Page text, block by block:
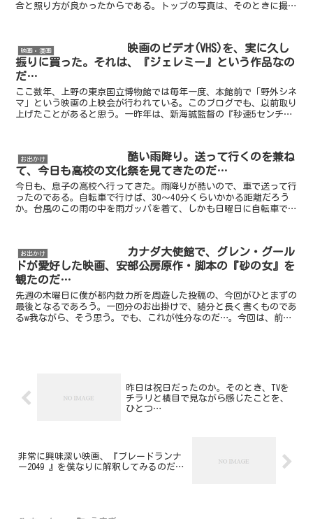
合と照り方が良かったからである。トップの写真は、そのときに撮っ
映画・漫画
映画のビデオ(VHS)を、実に久し
振りに買った。それは、『ジェレミー』という作品なの
だ…
ここ数年、上野の東京国立博物館では毎年一度、本館前で「野外シネ
マ」という映画の上映会が行われている。このブログでも、以前取り
上げたことがあると思う。一昨年は、新海誠監督の『秒速5センチメ
お出かけ
酷い雨降り。送って行くのを兼ね
て、今日も高校の文化祭を見てきたのだ…
今日も、息子の高校へ行ってきた。雨降りが酷いので、車で送って行
ったのである。自転車で行けば、30～40分くらいかかる距離だろう
か。台風のこの雨の中を雨ガッパを着て、しかも日曜日に自転車で行
お出かけ
カナダ大使館で、グレン・グール
ドが愛好した映画、安部公房原作・脚本の『砂の女』を
観たのだ…
先週の木曜日に僕が都内数カ所を周遊した投稿の、今回がひとまずの
最後となるであろう。一回分のお出掛けで、随分と長く書くものであ
るw我ながら、そう思う。でも、これが性分なのだ…。今回は、前回
昨日は祝日だったのか。そのとき、TVを
チラリと横目で見ながら感じたことを、
ひとつ…
非常に興味深い映画、『ブレードランナ
ー2049 』を僕なりに解釈してみるのだ…